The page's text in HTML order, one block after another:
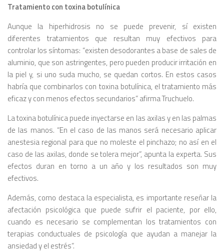
Tratamiento con toxina botulínica
Aunque la hiperhidrosis no se puede prevenir, sí existen
diferentes tratamientos que resultan muy efectivos para
controlar los síntomas: “existen desodorantes a base de sales de
aluminio, que son astringentes, pero pueden producir irritación en
la piel y, si uno suda mucho, se quedan cortos. En estos casos
habría que combinarlos con toxina botulínica, el tratamiento más
eficaz y con menos efectos secundarios” afirma Truchuelo.
La toxina botulínica puede inyectarse en las axilas y en las palmas
de las manos. “En el caso de las manos será necesario aplicar
anestesia regional para que no moleste el pinchazo; no así en el
caso de las axilas, donde se tolera mejor”, apunta la experta. Sus
efectos duran en torno a un año y los resultados son muy
efectivos.
Además, como destaca la especialista, es importante reseñar la
afectación psicológica que puede sufrir el paciente, por ello,
cuando es necesario se complementan los tratamientos con
terapias conductuales de psicología que ayudan a manejar la
ansiedad y el estrés”.